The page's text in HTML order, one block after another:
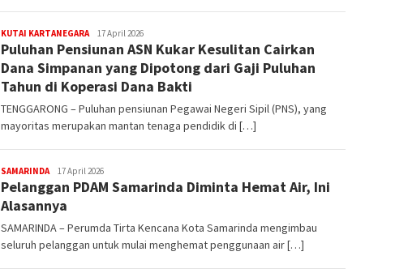
KUTAI KARTANEGARAeditoredaksi
17 April 2026
Puluhan Pensiunan ASN Kukar Kesulitan Cairkan
Dana Simpanan yang Dipotong dari Gaji Puluhan
Tahun di Koperasi Dana Bakti
TENGGARONG – Puluhan pensiunan Pegawai Negeri Sipil (PNS), yang
mayoritas merupakan mantan tenaga pendidik di […]
SAMARINDAeditoredaksi
17 April 2026
Pelanggan PDAM Samarinda Diminta Hemat Air, Ini
Alasannya
SAMARINDA – Perumda Tirta Kencana Kota Samarinda mengimbau
seluruh pelanggan untuk mulai menghemat penggunaan air […]